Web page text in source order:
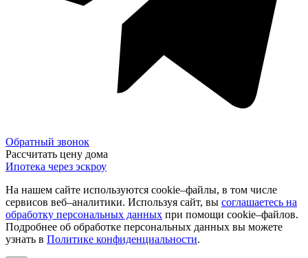
Обратный звонок
Рассчитать цену дома
Ипотека через эскроу
На нашем сайте используются cookie–файлы, в том числе
сервисов веб–аналитики. Используя сайт, вы соглашаетесь на
обработку персональных данных при помощи cookie–файлов.
Подробнее об обработке персональных данных вы можете
узнать в Политике конфиденциальности.